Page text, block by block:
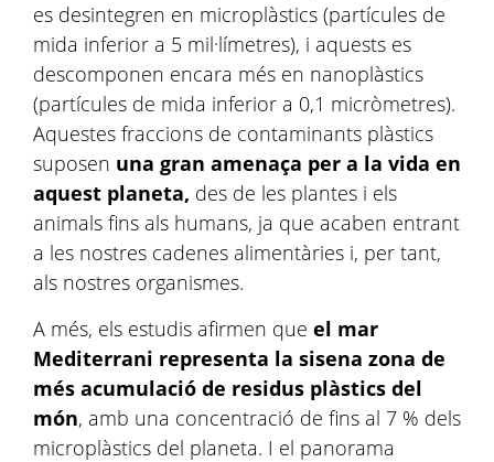
es desintegren en microplàstics (partícules de
mida inferior a 5 mil·límetres), i aquests es
descomponen encara més en nanoplàstics
(partícules de mida inferior a 0,1 micròmetres).
Aquestes fraccions de contaminants plàstics
suposen una gran amenaça per a la vida en
aquest planeta, des de les plantes i els
animals fins als humans, ja que acaben entrant
a les nostres cadenes alimentàries i, per tant,
als nostres organismes.
A més, els estudis afirmen que el mar
Mediterrani representa la sisena zona de
més acumulació de residus plàstics del
món, amb una concentració de fins al 7 % dels
microplàstics del planeta. I el panorama